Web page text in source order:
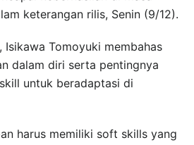
keterangan rilis, Senin (9/12).
Isikawa Tomoyuki membahas
dalam diri serta pentingnya
untuk beradaptasi di
harus memiliki soft skills yang